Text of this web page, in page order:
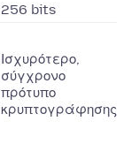
256 bits
Ισχυρότερο,
σύγχρονο
πρότυπο
κρυπτογράφησης